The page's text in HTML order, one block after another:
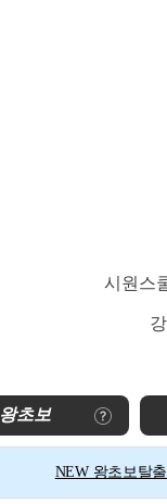
시원스
왕초보
NEW 왕초보탈